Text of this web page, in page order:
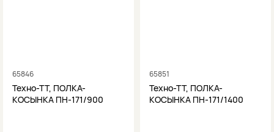
65846
Техно-ТТ, ПОЛКА-
КОСЫНКА ПН-171/900
65851
Техно-ТТ, ПОЛКА-
КОСЫНКА ПН-171/1400